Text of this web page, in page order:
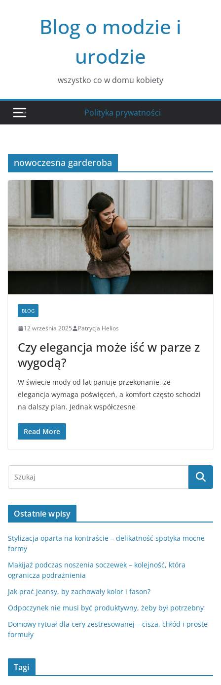
Blog o modzie i
urodzie
wszystko co w domu kobiety
Polityka prywatności
nowoczesna garderoba
BLOG
12 września 2025 Patrycja Helios
Czy elegancja może iść w parze z
wygodą?
W świecie mody od lat panuje przekonanie, że
elegancja wymaga poświęceń, a komfort często schodzi
na dalszy plan. Jednak współczesne
Read More
Ostatnie wpisy
Stylizacja oparta na kontraście – delikatność spotyka mocne
formy
Makijaż podczas noszenia soczewek – kolejność, która
ogranicza podrażnienia
Jak prać jeansy, by zachowały kolor i fason?
Odpoczynek nie musi być produktywny, żeby był potrzebny
Domowy rytuał dla cery zestresowanej – cisza, chłód i proste
formuły
Tagi